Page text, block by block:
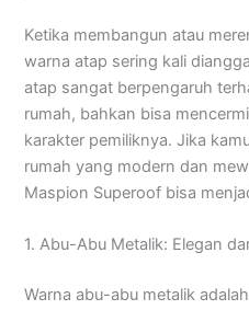
Ketika membangun atau
warna atap sering kali
atap sangat berpengaruh
rumah, bahkan bisa
karakter pemiliknya. Jika
rumah yang modern dan
Maspion Superoof bisa
1. Abu-Abu Metalik: Elegan
Warna abu-abu metalik